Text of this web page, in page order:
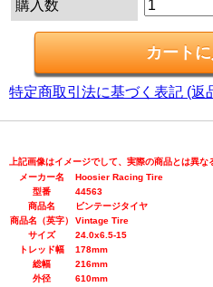
購入数
特定商取引法に基づく表記 (返
上記画像はイメージでして、実際の商品とは異な
メーカー名
Hoosier Racing Tire
型番
44563
商品名
ビンテージタイヤ
商品名（英字）
Vintage Tire
サイズ
24.0x6.5-15
トレッド幅
178mm
総幅
216mm
外径
610mm